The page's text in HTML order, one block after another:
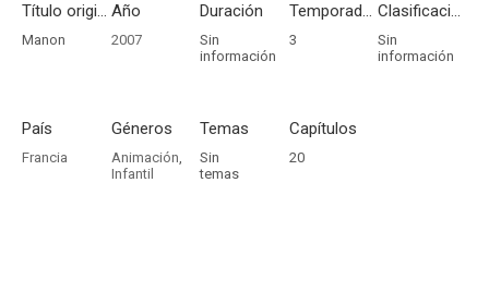
Título original
Manon
Año
2007
Duración
Sin
información
Temporadas
3
Clasificación por edades
Sin
información
País
Francia
Géneros
Animación,
Infantil
Temas
Sin
temas
Capítulos
20